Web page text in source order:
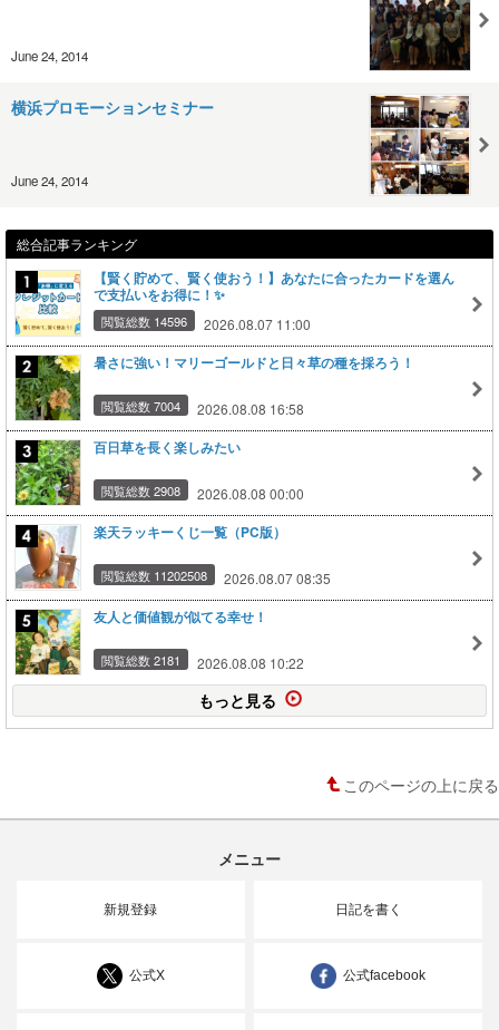
June 24, 2014
横浜プロモーションセミナー
June 24, 2014
総合記事ランキング
【賢く貯めて、賢く使おう！】あなたに合ったカードを選ん
で支払いをお得に！✨
閲覧総数 14596 2026.08.07 11:00
暑さに強い！マリーゴールドと日々草の種を採ろう！
閲覧総数 7004 2026.08.08 16:58
百日草を長く楽しみたい
閲覧総数 2908 2026.08.08 00:00
楽天ラッキーくじ一覧（PC版）
閲覧総数 11202508 2026.08.07 08:35
友人と価値観が似てる幸せ！
閲覧総数 2181 2026.08.08 10:22
もっと見る
このページの上に戻る
メニュー
新規登録 日記を書く
公式X 公式facebook